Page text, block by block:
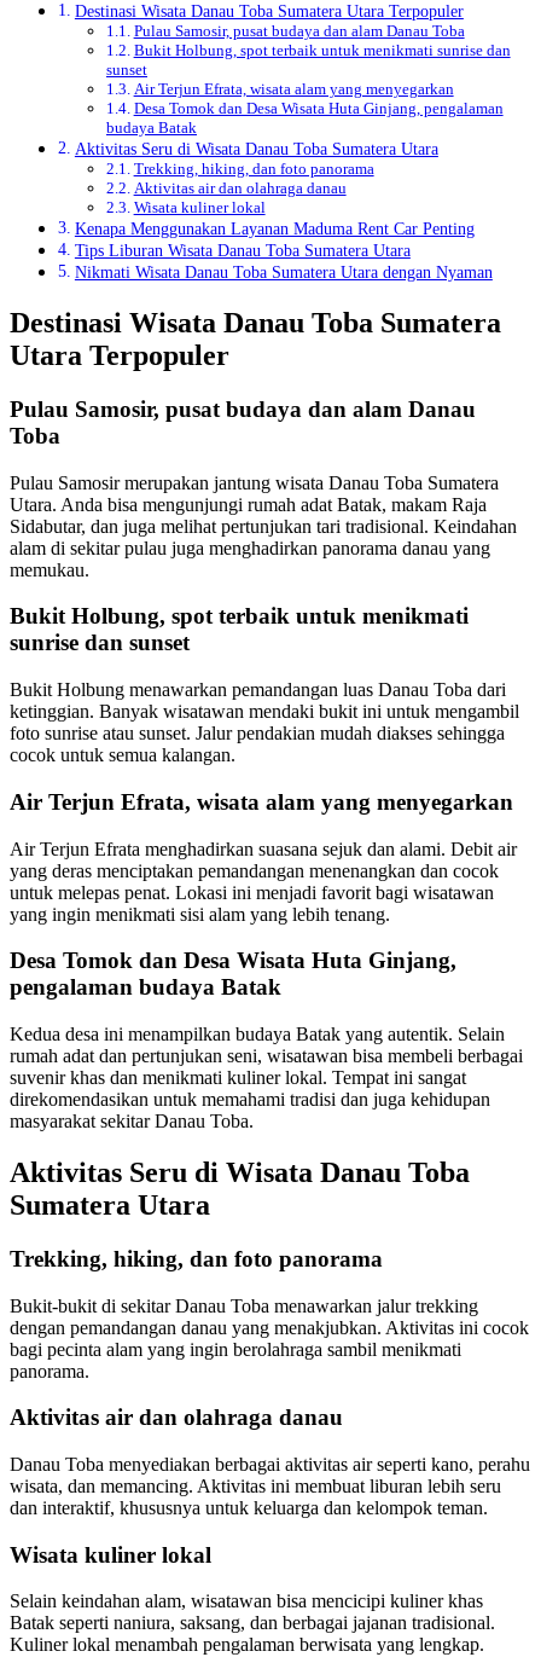
Destinasi Wisata Danau Toba Sumatera Utara Terpopuler
Pulau Samosir, pusat budaya dan alam Danau Toba
Bukit Holbung, spot terbaik untuk menikmati sunrise dan
sunset
Air Terjun Efrata, wisata alam yang menyegarkan
Desa Tomok dan Desa Wisata Huta Ginjang, pengalaman
budaya Batak
Aktivitas Seru di Wisata Danau Toba Sumatera Utara
Trekking, hiking, dan foto panorama
Aktivitas air dan olahraga danau
Wisata kuliner lokal
Kenapa Menggunakan Layanan Maduma Rent Car Penting
Tips Liburan Wisata Danau Toba Sumatera Utara
Nikmati Wisata Danau Toba Sumatera Utara dengan Nyaman
Destinasi Wisata Danau Toba Sumatera
Utara Terpopuler
Pulau Samosir, pusat budaya dan alam Danau
Toba
Pulau Samosir merupakan jantung wisata Danau Toba Sumatera
Utara. Anda bisa mengunjungi rumah adat Batak, makam Raja
Sidabutar, dan juga melihat pertunjukan tari tradisional. Keindahan
alam di sekitar pulau juga menghadirkan panorama danau yang
memukau.
Bukit Holbung, spot terbaik untuk menikmati
sunrise dan sunset
Bukit Holbung menawarkan pemandangan luas Danau Toba dari
ketinggian. Banyak wisatawan mendaki bukit ini untuk mengambil
foto sunrise atau sunset. Jalur pendakian mudah diakses sehingga
cocok untuk semua kalangan.
Air Terjun Efrata, wisata alam yang menyegarkan
Air Terjun Efrata menghadirkan suasana sejuk dan alami. Debit air
yang deras menciptakan pemandangan menenangkan dan cocok
untuk melepas penat. Lokasi ini menjadi favorit bagi wisatawan
yang ingin menikmati sisi alam yang lebih tenang.
Desa Tomok dan Desa Wisata Huta Ginjang,
pengalaman budaya Batak
Kedua desa ini menampilkan budaya Batak yang autentik. Selain
rumah adat dan pertunjukan seni, wisatawan bisa membeli berbagai
suvenir khas dan menikmati kuliner lokal. Tempat ini sangat
direkomendasikan untuk memahami tradisi dan juga kehidupan
masyarakat sekitar Danau Toba.
Aktivitas Seru di Wisata Danau Toba
Sumatera Utara
Trekking, hiking, dan foto panorama
Bukit-bukit di sekitar Danau Toba menawarkan jalur trekking
dengan pemandangan danau yang menakjubkan. Aktivitas ini cocok
bagi pecinta alam yang ingin berolahraga sambil menikmati
panorama.
Aktivitas air dan olahraga danau
Danau Toba menyediakan berbagai aktivitas air seperti kano, perahu
wisata, dan memancing. Aktivitas ini membuat liburan lebih seru
dan interaktif, khususnya untuk keluarga dan kelompok teman.
Wisata kuliner lokal
Selain keindahan alam, wisatawan bisa mencicipi kuliner khas
Batak seperti naniura, saksang, dan berbagai jajanan tradisional.
Kuliner lokal menambah pengalaman berwisata yang lengkap.